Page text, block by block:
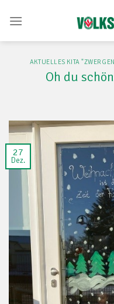
AKTUELLES KITA
Oh du
27
Dez.